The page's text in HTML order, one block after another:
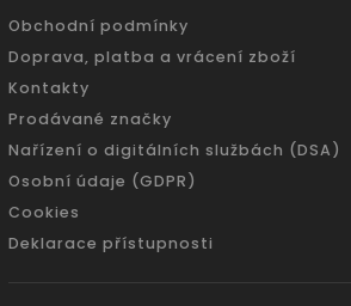
Obchodní podmínky
Doprava, platba a vrácení zboží
Kontakty
Prodávané značky
Nařízení o digitálních službách (DSA)
Osobní údaje (GDPR)
Cookies
Deklarace přístupnosti